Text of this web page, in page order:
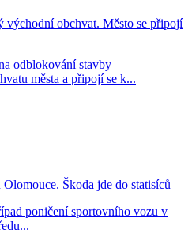
východní obchvat. Město se připojí
odblokování stavby
města a připojí se k...
Škoda jde do statisíců
poničení sportovního vozu v